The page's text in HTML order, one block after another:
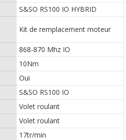
S&SO RS100 IO HYBRID
Kit de remplacement moteur
868-870 Mhz IO
10Nm
Oui
S&SO RS100 IO
Volet roulant
Volet roulant
17tr/min